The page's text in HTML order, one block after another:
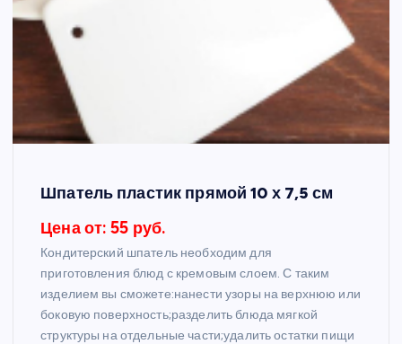
Шпатель пластик прямой 10 х 7,5 см
Цена от: 55 руб.
Кондитерский шпатель необходим для
приготовления блюд с кремовым слоем. С таким
изделием вы сможете:нанести узоры на верхнюю или
боковую поверхность;разделить блюда мягкой
структуры на отдельные части;удалить остатки пищи